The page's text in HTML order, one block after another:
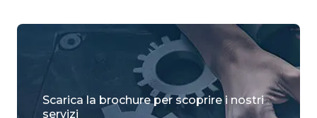
Scarica la brochure per scoprire i nostri
servizi